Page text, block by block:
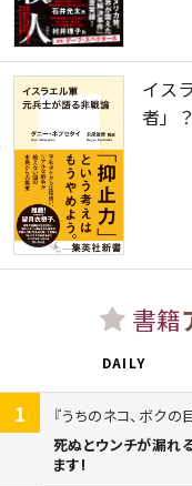
イス
者」
書籍
DAILY
1
うちのネコ、ボクの
死ぬとウンチが漏れ
ます!